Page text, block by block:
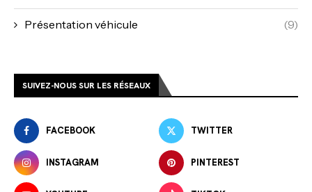
Présentation véhicule (9)
SUIVEZ-NOUS SUR LES RÉSEAUX
FACEBOOK TWITTER
INSTAGRAM PINTEREST